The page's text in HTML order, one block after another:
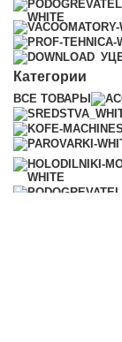
Категории
ВСЕ ТОВАРЫ